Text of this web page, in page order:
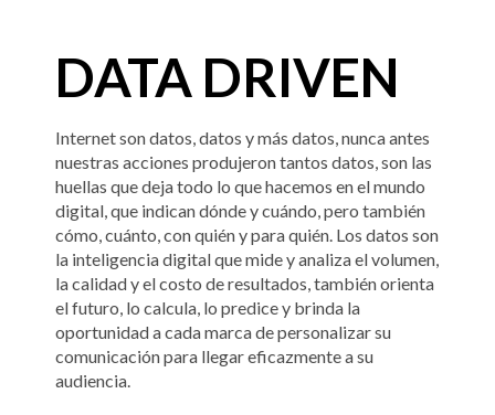
DATA DRIVEN
Internet son datos, datos y más datos, nunca antes
nuestras acciones produjeron tantos datos, son las
huellas que deja todo lo que hacemos en el mundo
digital, que indican dónde y cuándo, pero también
cómo, cuánto, con quién y para quién. Los datos son
la inteligencia digital que mide y analiza el volumen,
la calidad y el costo de resultados, también orienta
el futuro, lo calcula, lo predice y brinda la
oportunidad a cada marca de personalizar su
comunicación para llegar eficazmente a su
audiencia.